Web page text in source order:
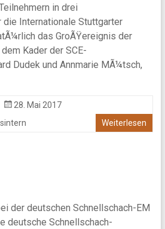
in drei
Internationale Stuttgarter
das GroÃŸereignis der
Kader der SCE-
Dudek und Annmarie MÃ¼tsch,
28. Mai 2017
Weiterlesen
der deutschen Schnellschach-EM
deutsche Schnellschach-